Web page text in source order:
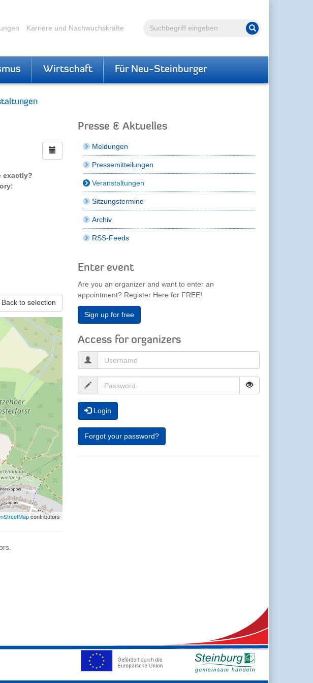
Volltextsuche Suche starten
Karriere und Nachwuchskräfte
Wirtschaft Für Neu-Steinburger
exactly?
Back to selection
contributors
Presse & Aktuelles
Meldungen
Pressemitteilungen
Veranstaltungen
Sitzungstermine
Archiv
RSS-Feeds
Enter event
Are you an organizer and want to enter an
appointment? Register Here for FREE!
Sign up for free
Access for organizers
Login
Forgot your password?